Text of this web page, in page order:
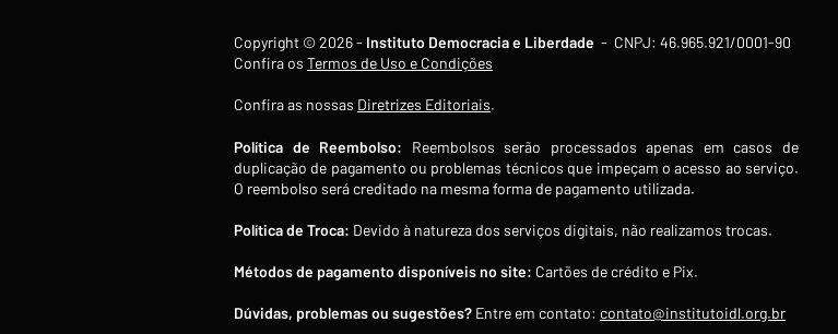
Copyright © 2026 - Instituto Democracia e Liberdade - CNPJ: 46.965.921/0001-90
Confira os Termos de Uso e Condições
Confira as nossas Diretrizes Editoriais.
Política de Reembolso: Reembolsos serão processados apenas em casos de
duplicação de pagamento ou problemas técnicos que impeçam o acesso ao serviço.
O reembolso será creditado na mesma forma de pagamento utilizada.
Política de Troca: Devido à natureza dos serviços digitais, não realizamos trocas.
Métodos de pagamento disponíveis no site: Cartões de crédito e Pix.
Dúvidas, problemas ou sugestões? Entre em contato: contato@institutoidl.org.br